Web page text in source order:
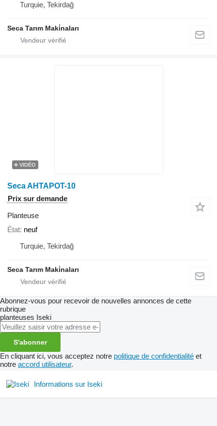
Turquie, Tekirdağ
Seca Tarım Maki̇naları
VIDÉO
Seca AHTAPOT-10
Prix sur demande
Planteuse
État neuf
Turquie, Tekirdağ
Seca Tarım Maki̇naları
Abonnez-vous pour recevoir de nouvelles annonces de cette
rubrique
planteuses Iseki
S'abonner
En cliquant ici, vous acceptez notre politique de confidentialité et
notre accord utilisateur.
Informations sur Iseki